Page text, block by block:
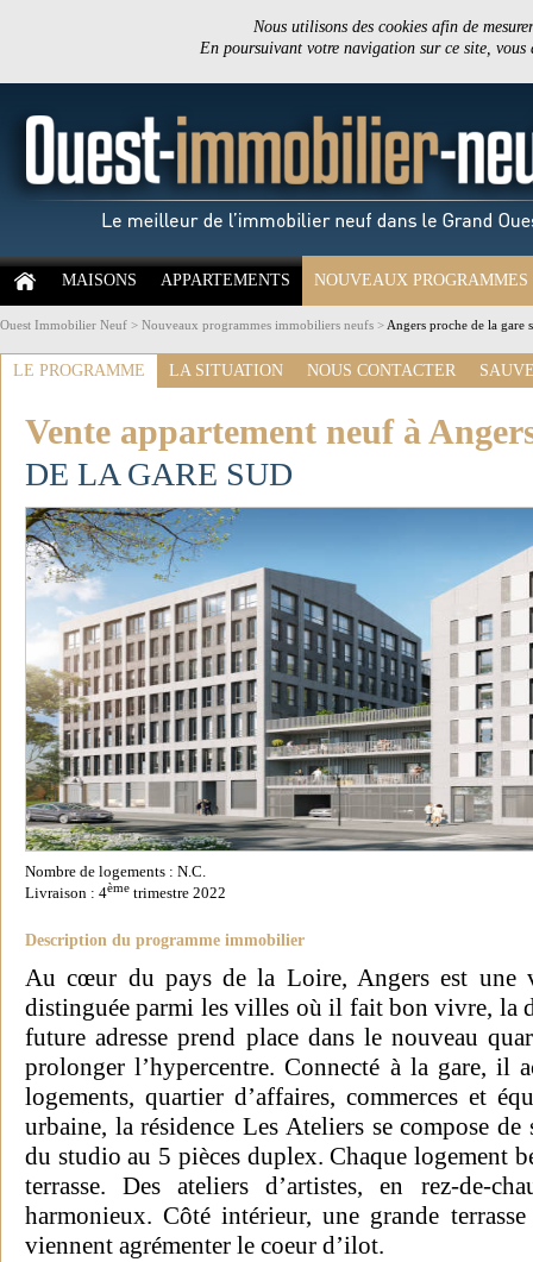
Nous utilisons des cookies afin de
En poursuivant votre navigation sur ce site,
MAISONS APPARTEMENTS NOUVEAUX PROGRAMMES
Ouest Immobilier Neuf > Nouveaux programmes immobiliers neufs > Angers proche de la gare
LE PROGRAMME LA SITUATION NOUS CONTACTER
Vente appartement neuf à
DE LA GARE SUD
Nombre de logements : N.C.
Livraison : 4ème trimestre 2022
Description du programme immobilier
Au cœur du pays de la Loire, Angers est une
distinguée parmi les villes où il fait bon vivre, la
future adresse prend place dans le nouveau
prolonger l’hypercentre. Connecté à la gare, il
logements, quartier d’affaires, commerces et
urbaine, la résidence Les Ateliers se compose
du studio au 5 pièces duplex. Chaque logement
terrasse. Des ateliers d’artistes, en rez-de-
harmonieux. Côté intérieur, une grande
viennent agrémenter le coeur d’ilot.